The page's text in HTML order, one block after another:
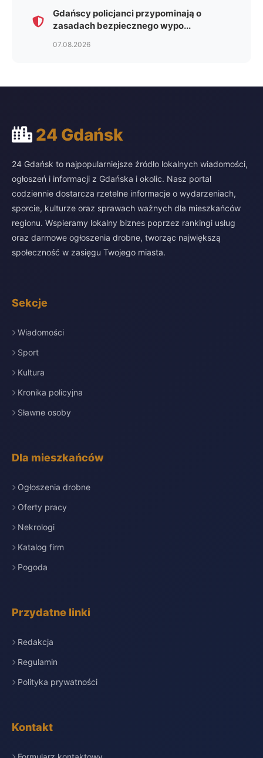
Gdańscy policjanci przypominają o
zasadach bezpiecznego wypo...
07.08.2026
24 Gdańsk
24 Gdańsk to najpopularniejsze źródło lokalnych wiadomości,
ogłoszeń i informacji z Gdańska i okolic. Nasz portal
codziennie dostarcza rzetelne informacje o wydarzeniach,
sporcie, kulturze oraz sprawach ważnych dla mieszkańców
regionu. Wspieramy lokalny biznes poprzez rankingi usług
oraz darmowe ogłoszenia drobne, tworząc największą
społeczność w zasięgu Twojego miasta.
Sekcje
Wiadomości
Sport
Kultura
Kronika policyjna
Sławne osoby
Dla mieszkańców
Ogłoszenia drobne
Oferty pracy
Nekrologi
Katalog firm
Pogoda
Przydatne linki
Redakcja
Regulamin
Polityka prywatności
Kontakt